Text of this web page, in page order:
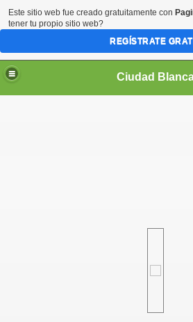
Ciudad
Este sitio web fue creado gratuitamente con
tener tu propio sitio web?
REGÍSTRATE